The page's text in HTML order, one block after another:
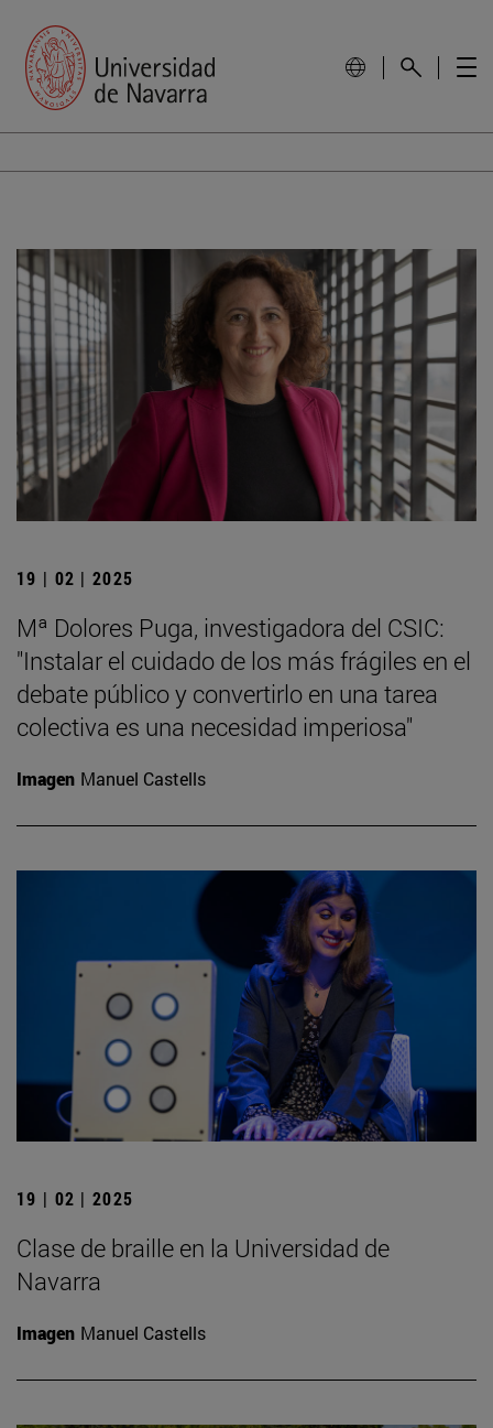
19 | 02 | 2025
Mª Dolores Puga, investigadora del CSIC:
"Instalar el cuidado de los más frágiles en el
debate público y convertirlo en una tarea
colectiva es una necesidad imperiosa"
Imagen Manuel Castells
19 | 02 | 2025
Clase de braille en la Universidad de
Navarra
Imagen Manuel Castells